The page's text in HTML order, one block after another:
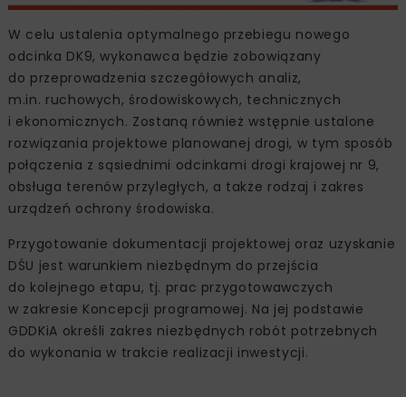
W celu ustalenia optymalnego przebiegu nowego
odcinka DK9, wykonawca będzie zobowiązany
do przeprowadzenia szczegółowych analiz,
m.in. ruchowych, środowiskowych, technicznych
i ekonomicznych. Zostaną również wstępnie ustalone
rozwiązania projektowe planowanej drogi, w tym sposób
połączenia z sąsiednimi odcinkami drogi krajowej nr 9,
obsługa terenów przyległych, a także rodzaj i zakres
urządzeń ochrony środowiska.
Przygotowanie dokumentacji projektowej oraz uzyskanie
DŚU jest warunkiem niezbędnym do przejścia
do kolejnego etapu, tj. prac przygotowawczych
w zakresie Koncepcji programowej. Na jej podstawie
GDDKiA określi zakres niezbędnych robót potrzebnych
do wykonania w trakcie realizacji inwestycji.